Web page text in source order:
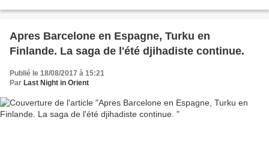
Apres Barcelone en Espagne, Turku en
Finlande. La saga de l'été djihadiste continue.
Publié le 18/08/2017 à 15:21
Par Last Night in Orient